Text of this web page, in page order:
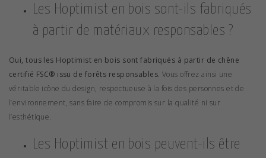
Les Hoptimist en bois sont-ils fabriqués
à partir de matériaux responsables ?
Oui, tous les Hoptimist en bois sont fabriqués à partir de chêne
certifié FSC® issu de forêts responsables. Vous offrez ainsi une
véritable icône du design, respectueuse à la fois des personnes et de
l’environnement, sans faire de compromis sur la qualité ni sur
l’esthétique.
Les Hoptimist en bois peuvent-ils être